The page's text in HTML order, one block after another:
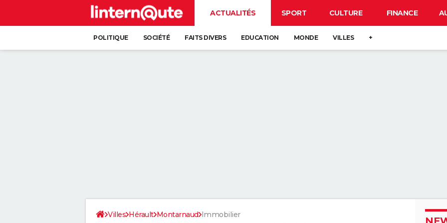
ACTUALITÉS SPORT CULTURE FINANCE
POLITIQUE SOCIÉTÉ FAITS DIVERS EDUCATION MONDE VILLES +
Villes Hérault Montarnaud Immobilier